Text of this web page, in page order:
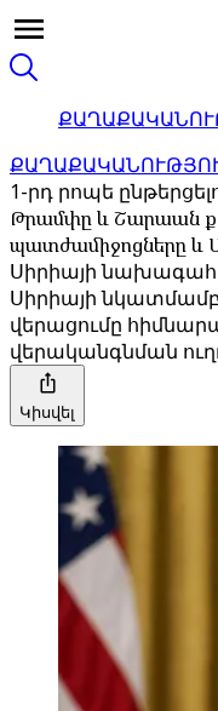
1-րդ րոպե
Թրամփը և Շարաան
պատժամիջոցները և
Սիրիայի նախագահ
Սիրիայի
վերացումը
վերականգնման
Կիսվել